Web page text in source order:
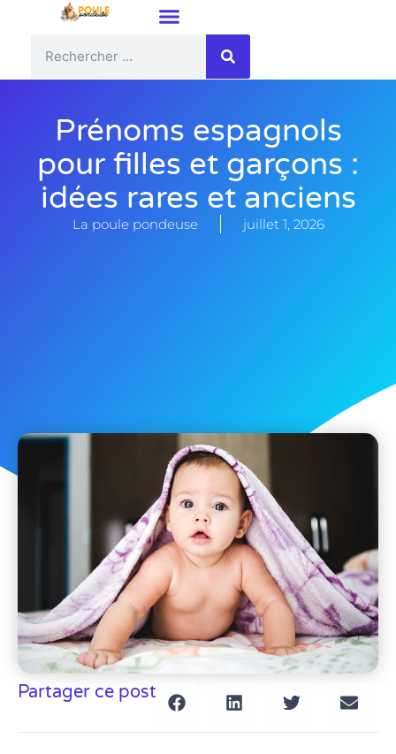
Prénoms espagnols
pour filles et garçons :
idées rares et anciens
La poule pondeuse juillet 1, 2026
Partager ce post